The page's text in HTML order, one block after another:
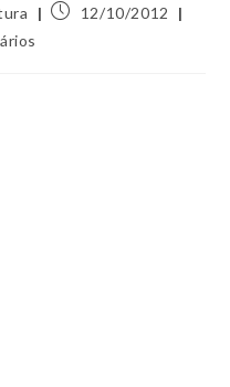
Post12/10/2012